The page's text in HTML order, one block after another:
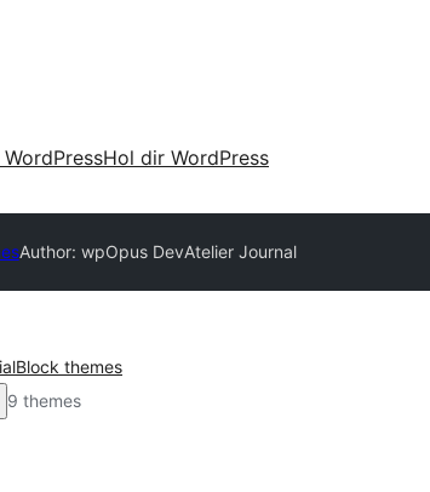
WordPressHol dir WordPress
Author: wpOpus DevAtelier Journal
Block themes
9 themes